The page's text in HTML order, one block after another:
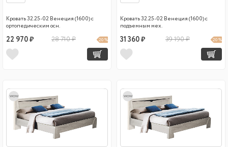
Кровать 32.25-02 Венеция (1600) с
ортопедическим осн.
22 970 ₽ 28 710 ₽ 20 %
Кровать 32.25-02 Венеция (1600) с
подъемным мех.
31 360 ₽ 39 190 ₽ 20 %
wow wow